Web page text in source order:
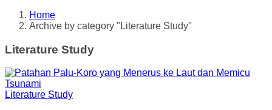
Home
Archive by category "Literature Study"
Literature Study
Literature Study